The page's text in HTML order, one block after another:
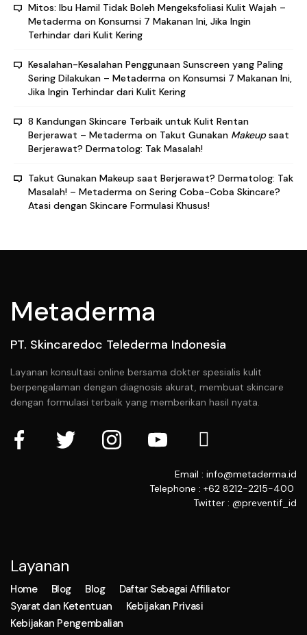
Mitos: Ibu Hamil Tidak Boleh Mengeksfoliasi Kulit Wajah –
Metaderma on Konsumsi 7 Makanan Ini, Jika Ingin
Terhindar dari Kulit Kering
Kesalahan-Kesalahan Penggunaan Sunscreen yang Paling
Sering Dilakukan – Metaderma on Konsumsi 7 Makanan Ini,
Jika Ingin Terhindar dari Kulit Kering
8 Kandungan Skincare Terbaik untuk Kulit Rentan
Berjerawat – Metaderma on Takut Gunakan Makeupsaat
Berjerawat? Dermatolog: Tak Masalah!
Takut Gunakan Makeup saat Berjerawat? Dermatolog: Tak
Masalah! – Metaderma on Sering Coba-Coba Skincare?
Atasi dengan Skincare Formulasi Khusus!
Metaderma
PT. Skincaredoc Telederma Indonesia
Layanan konsultasi online bersama dokter spesialis kulit
berpengalaman dengan diagnosis akurat, membuat skincare
dengan formulasi terbaik yang memberikan hasil nyata.
Email : info@metaderma.id
Telephone : +62 8212-2215-400
Twitter : @preventif_id
Layanan
Home Blog Blog
Daftar Sebagai Affiliator
Syarat dan Ketentuan
Kebijakan Privasi
Kebijakan Pengembalian